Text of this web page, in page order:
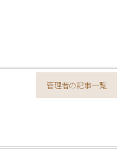
管理者の記事一覧